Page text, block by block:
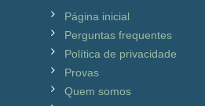
Página inicial
Perguntas frequentes
Política de privacidade
Provas
Quem somos